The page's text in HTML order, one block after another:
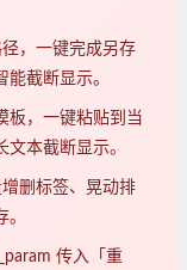
，一键完成另存
截断显示。
板，一键粘贴到当
本截断显示。
删标签、晃动排
传入「重